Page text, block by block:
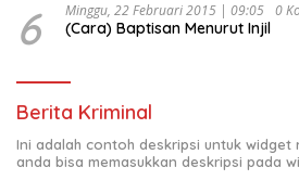
6 Minggu, 22 Februari 2015 | 09:05 0
(Cara) Baptisan Menurut Injil
Berita Kriminal
Ini adalah contoh deskripsi untuk
anda bisa memasukkan deskripsi pada